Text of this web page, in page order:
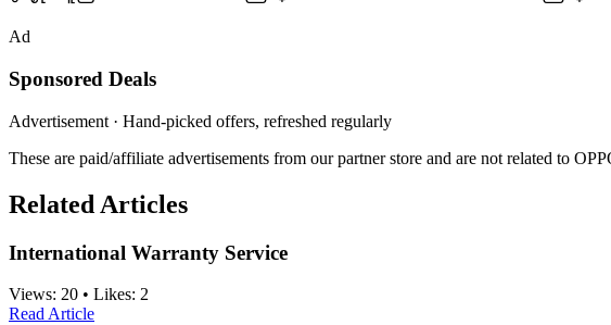
Ad
Sponsored Deals
Advertisement · Hand-picked offers, refreshed regularly
These are paid/affiliate advertisements from our partner store and are not related to
Related Articles
International Warranty Service
Views: 20 • Likes: 2
Read Article